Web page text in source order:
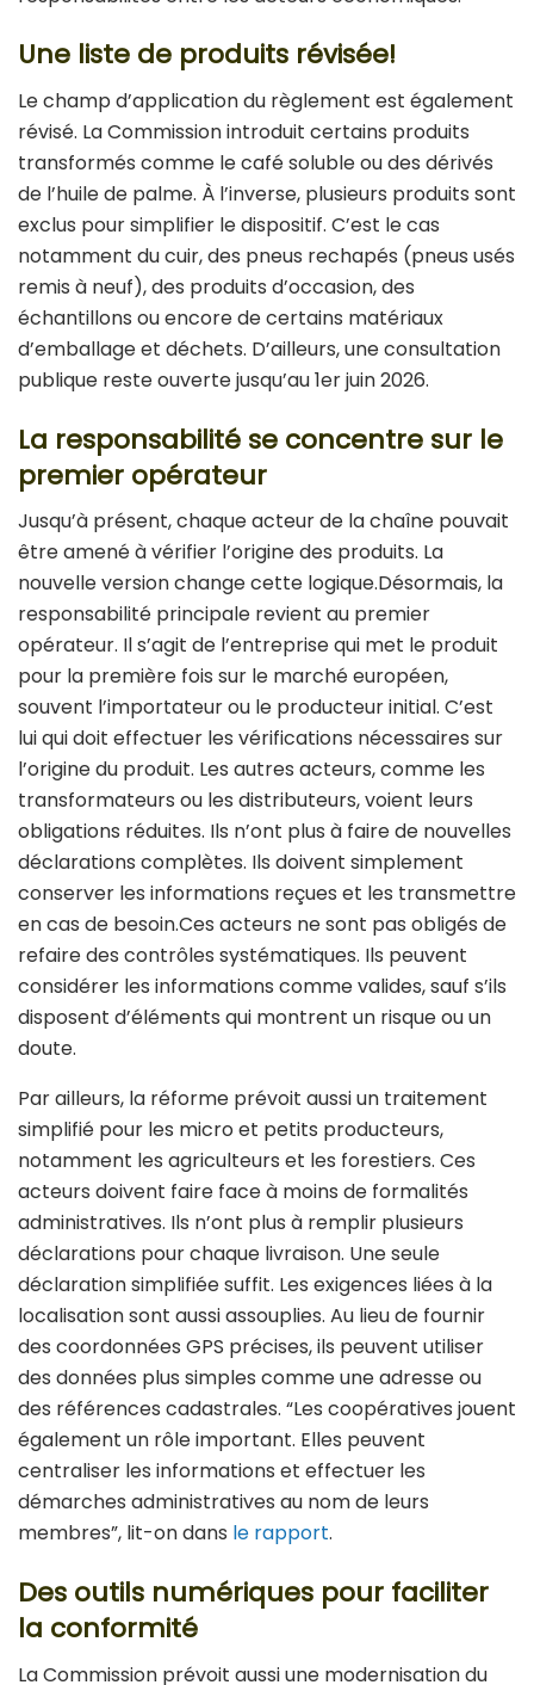
Une liste de produits révisée!
Le champ d’application du règlement est également
révisé. La Commission introduit certains produits
transformés comme le café soluble ou des dérivés
de l’huile de palme. À l’inverse, plusieurs produits sont
exclus pour simplifier le dispositif. C’est le cas
notamment du cuir, des pneus rechapés (pneus usés
remis à neuf), des produits d’occasion, des
échantillons ou encore de certains matériaux
d’emballage et déchets. D’ailleurs, une consultation
publique reste ouverte jusqu’au 1er juin 2026.
La responsabilité se concentre sur le
premier opérateur
Jusqu’à présent, chaque acteur de la chaîne pouvait
être amené à vérifier l’origine des produits. La
nouvelle version change cette logique.Désormais, la
responsabilité principale revient au premier
opérateur. Il s’agit de l’entreprise qui met le produit
pour la première fois sur le marché européen,
souvent l’importateur ou le producteur initial. C’est
lui qui doit effectuer les vérifications nécessaires sur
l’origine du produit. Les autres acteurs, comme les
transformateurs ou les distributeurs, voient leurs
obligations réduites. Ils n’ont plus à faire de nouvelles
déclarations complètes. Ils doivent simplement
conserver les informations reçues et les transmettre
en cas de besoin.Ces acteurs ne sont pas obligés de
refaire des contrôles systématiques. Ils peuvent
considérer les informations comme valides, sauf s’ils
disposent d’éléments qui montrent un risque ou un
doute.
Par ailleurs, la réforme prévoit aussi un traitement
simplifié pour les micro et petits producteurs,
notamment les agriculteurs et les forestiers. Ces
acteurs doivent faire face à moins de formalités
administratives. Ils n’ont plus à remplir plusieurs
déclarations pour chaque livraison. Une seule
déclaration simplifiée suffit. Les exigences liées à la
localisation sont aussi assouplies. Au lieu de fournir
des coordonnées GPS précises, ils peuvent utiliser
des données plus simples comme une adresse ou
des références cadastrales. “Les coopératives jouent
également un rôle important. Elles peuvent
centraliser les informations et effectuer les
démarches administratives au nom de leurs
membres”, lit-on dans le rapport.
Des outils numériques pour faciliter
la conformité
La Commission prévoit aussi une modernisation du